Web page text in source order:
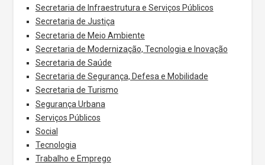
Secretaria de Infraestrutura e Serviços Públicos
Secretaria de Justiça
Secretaria de Meio Ambiente
Secretaria de Modernização, Tecnologia e Inovação
Secretaria de Saúde
Secretaria de Segurança, Defesa e Mobilidade
Secretaria de Turismo
Segurança Urbana
Serviços Públicos
Social
Tecnologia
Trabalho e Emprego